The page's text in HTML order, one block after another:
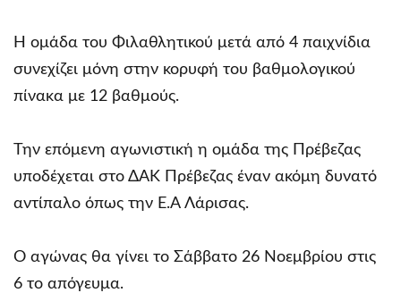
Η ομάδα του Φιλαθλητικού μετά από 4 παιχνίδια
συνεχίζει μόνη στην κορυφή του βαθμολογικού
πίνακα με 12 βαθμούς.
Την επόμενη αγωνιστική η ομάδα της Πρέβεζας
υποδέχεται στο ΔΑΚ Πρέβεζας έναν ακόμη δυνατό
αντίπαλο όπως την Ε.Α Λάρισας.
Ο αγώνας θα γίνει το Σάββατο 26 Νοεμβρίου στις
6 το απόγευμα.